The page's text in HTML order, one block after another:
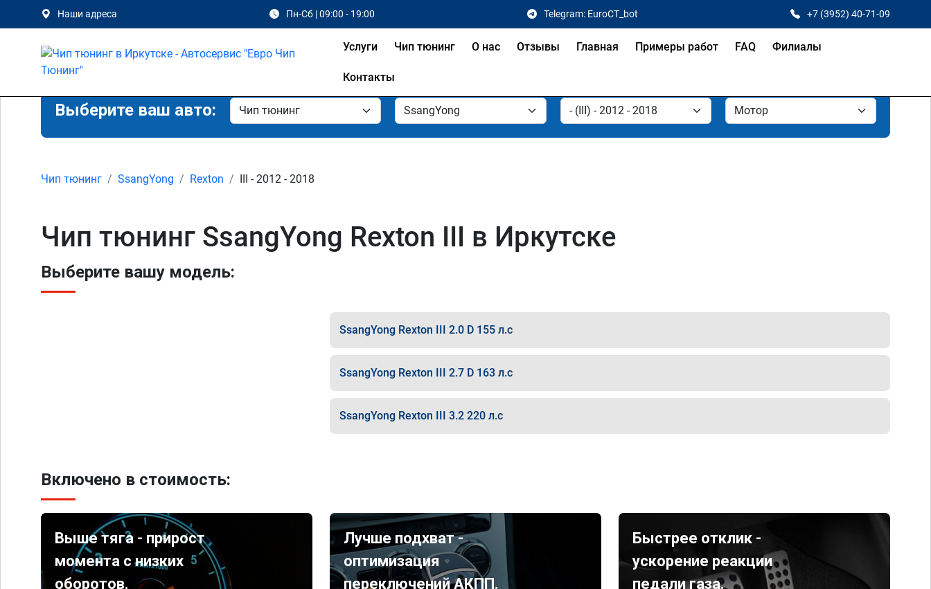
Наши адреса Пн-Сб | 09:00 - 19:00 Telegram: EuroCT_bot +7 (3952) 40-71-09
Услуги Чип тюнинг О нас Отзывы Главная Примеры работ FAQ Филиалы
Контакты
Выберите ваш авто:
Чип тюнинг SsangYong Rexton III - 2012 - 2018
Чип тюнинг SsangYong Rexton III в Иркутске
Выберите вашу модель:
SsangYong Rexton III 2.0 D 155 л.с
SsangYong Rexton III 2.7 D 163 л.с
SsangYong Rexton III 3.2 220 л.с
Включено в стоимость:
Выше тяга - прирост
момента с низких
оборотов.
Лучше подхват -
оптимизация
переключений АКПП.
Быстрее отклик -
ускорение реакции
педали газа.